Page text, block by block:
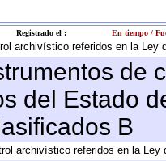
Registrado el : En tiempo /
archivístico referidos en la
de
del Estado
B
archivístico referidos en la